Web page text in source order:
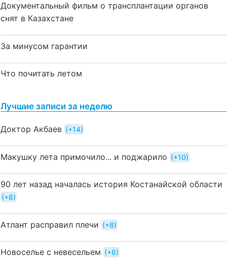
Документальный фильм о трансплантации органов
снят в Казахстане
За минусом гарантии
Что почитать летом
Лучшие записи за неделю
Доктор Акбаев +14
Макушку лета примочило... и поджарило +10
90 лет назад началась история Костанайской области
+8
Атлант расправил плечи +8
Новоселье с невесельем +6